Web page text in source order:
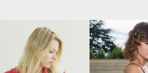
napja van
Marina Visconti